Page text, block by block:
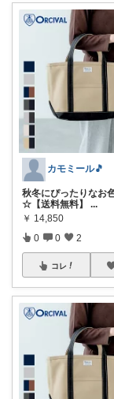
カモミール🎵
秋冬にぴったりなお
☆【送料無料】
...
￥ 14,850
0 0 2
コレ